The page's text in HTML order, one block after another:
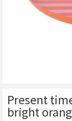
Present
bright